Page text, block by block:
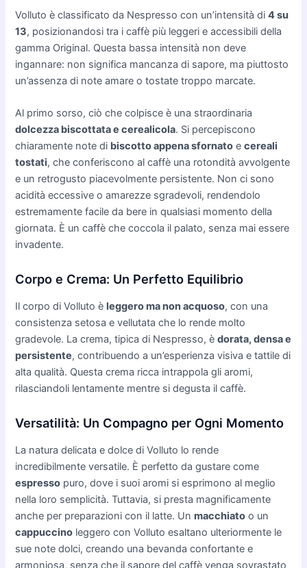
Volluto è classificato da Nespresso con un’intensità di4 su
13, posizionandosi tra i caffè più leggeri e accessibili della
gamma Original. Questa bassa intensità non deve
ingannare: non significa mancanza di sapore, ma piuttosto
un’assenza di note amare o tostate troppo marcate.
Al primo sorso, ciò che colpisce è una straordinaria
dolcezza biscottata e cerealicola. Si percepiscono
chiaramente note di biscotto appena sfornato ecereali
tostati, che conferiscono al caffè una rotondità avvolgente
e un retrogusto piacevolmente persistente. Non ci sono
acidità eccessive o amarezze sgradevoli, rendendolo
estremamente facile da bere in qualsiasi momento della
giornata. È un caffè che coccola il palato, senza mai essere
invadente.
Corpo e Crema: Un Perfetto Equilibrio
Il corpo di Volluto è leggero ma non acquoso, con una
consistenza setosa e vellutata che lo rende molto
gradevole. La crema, tipica di Nespresso, èdorata, densa e
persistente, contribuendo a un’esperienza visiva e tattile di
alta qualità. Questa crema ricca intrappola gli aromi,
rilasciandoli lentamente mentre si degusta il caffè.
Versatilità: Un Compagno per Ogni Momento
La natura delicata e dolce di Volluto lo rende
incredibilmente versatile. È perfetto da gustare come
espresso puro, dove i suoi aromi si esprimono al meglio
nella loro semplicità. Tuttavia, si presta magnificamente
anche per preparazioni con il latte. Un macchiato o un
cappuccino leggero con Volluto esaltano ulteriormente le
sue note dolci, creando una bevanda confortante e
armoniosa, senza che il sapore del caffè venga sovrastato